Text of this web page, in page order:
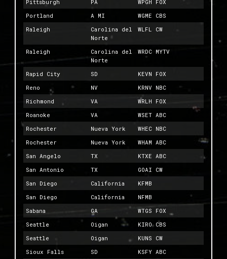
Pittsburgh PA
WPGH FOX
Portland
A MI
WGME CBS
Raleigh
Carolina del
Norte
WLFL CW
Raleigh
Carolina del
Norte
WRDC MYTV
Rapid City SD
KEVN FOX
Reno
NV
KRNV NBC
Richmond
VA
WRLH FOX
Roanoke
VA
WSET ABC
Rochester
Nueva York
WHEC NBC
Rochester
Nueva York
WHAM ABC
San Angelo
TX
KTXE ABC
San Antonio
TX
GOAI CW
San Diego
California
KFMB
San Diego
California
NFMB
Sabana
GA
WTGS FOX
Seattle
Oigan
KIRO CBS
Seattle
Oigan
KUNS CW
Sioux Falls
SD
KSFY ABC